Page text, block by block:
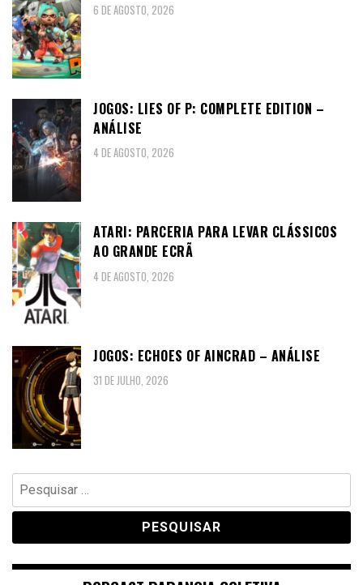
6 DE AGOSTO, 2026
JOGOS: LIES OF P: COMPLETE EDITION –
ANÁLISE
4 DE AGOSTO, 2026
ATARI: PARCERIA PARA LEVAR CLÁSSICOS
AO GRANDE ECRÃ
4 DE AGOSTO, 2026
JOGOS: ECHOES OF AINCRAD – ANÁLISE
31 DE JULHO, 2026
Pesquisar
por: